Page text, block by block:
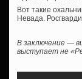
Вот такие
Невада.
В заключение —
выступает не